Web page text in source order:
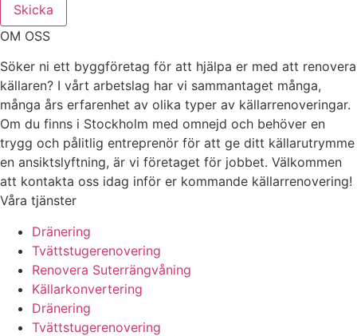
Skicka
OM OSS
Söker ni ett byggföretag för att hjälpa er med att renovera
källaren? I vårt arbetslag har vi sammantaget många,
många års erfarenhet av olika typer av källarrenoveringar.
Om du finns i Stockholm med omnejd och behöver en
trygg och pålitlig entreprenör för att ge ditt källarutrymme
en ansiktslyftning, är vi företaget för jobbet. Välkommen
att kontakta oss idag inför er kommande källarrenovering!
Våra tjänster
Dränering
Tvättstugerenovering
Renovera Suterrängvåning
Källarkonvertering
Dränering
Tvättstugerenovering